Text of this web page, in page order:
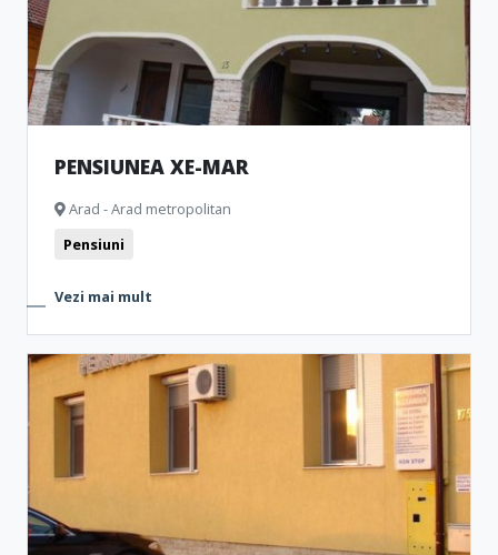
PENSIUNEA XE-MAR
Arad - Arad metropolitan
Pensiuni
Vezi mai mult